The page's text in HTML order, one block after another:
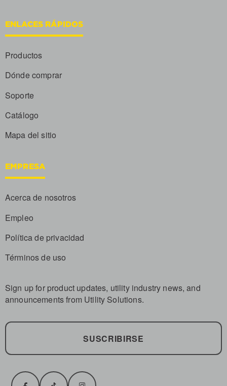
ENLACES RÁPIDOS
Productos
Dónde comprar
Soporte
Catálogo
Mapa del sitio
EMPRESA
Acerca de nosotros
Empleo
Política de privacidad
Términos de uso
Sign up for product updates, utility industry news, and
announcements from Utility Solutions.
SUSCRIBIRSE